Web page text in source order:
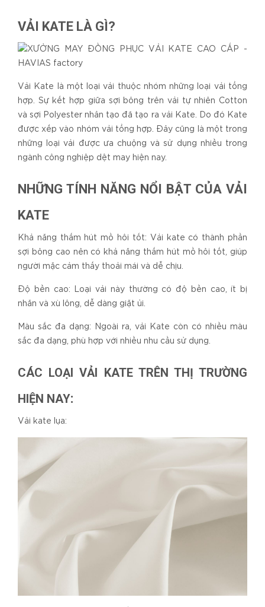
VẢI KATE LÀ GÌ?
Vải Kate là một loại vải thuộc nhóm những loại vải tổng
hợp. Sự kết hợp giữa sợi bông trên vải tự nhiên Cotton
và sợi Polyester nhân tạo đã tạo ra vải Kate. Do đó Kate
được xếp vào nhóm vải tổng hợp. Đây cũng là một trong
những loại vải được ưa chuộng và sử dụng nhiều trong
ngành công nghiệp dệt may hiện nay.
NHỮNG TÍNH NĂNG NỔI BẬT CỦA VẢI
KATE
Khả năng thấm hút mồ hôi tốt: Vải kate có thành phần
sợi bông cao nên có khả năng thấm hút mồ hôi tốt, giúp
người mặc cảm thấy thoải mái và dễ chịu.
Độ bền cao: Loại vải này thường có độ bền cao, ít bị
nhăn và xù lông, dễ dàng giặt ủi.
Màu sắc đa dạng: Ngoài ra, vải Kate còn có nhiều màu
sắc đa dạng, phù hợp với nhiều nhu cầu sử dụng.
CÁC LOẠI VẢI KATE TRÊN THỊ TRƯỜNG
HIỆN NAY:
Vải kate lụa: